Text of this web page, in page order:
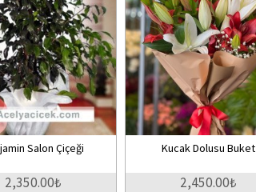
Salon Çiçeği
2,350.00₺
Kucak Dolusu Buket
2,450.00₺